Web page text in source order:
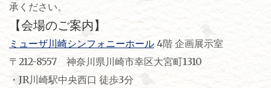
承ください。
【会場のご案内】
ミューザ川崎シンフォニーホール 4階 企画展示室
〒212-8557 神奈川県川崎市幸区大宮町1310
・JR川崎駅中央西口 徒歩3分